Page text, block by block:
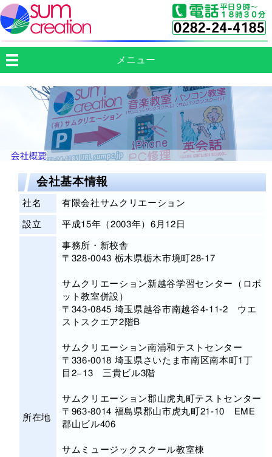
メニュー
会社基本情報
社名 有限会社サムクリエーション
設立 平成15年（2003年）6月12日
所在地
事務所・新校舎
〒328-0043 栃木県栃木市境町28-17
サムクリエーション新越谷学習センター（ロボ
ット教室併設）
〒343-0845 埼玉県越谷市南越谷4-11-2 ウエ
ストスクエア2階B
サムクリエーション南浦和テストセンター
〒336-0018 埼玉県さいたま市南区南本町1丁
目2−13 三貴ビル3階
サムクリエーション郡山虎丸町テストセンター
〒963-8014 福島県郡山市虎丸町21-10 EME
郡山ビル406
サムミュージックスクール教室棟